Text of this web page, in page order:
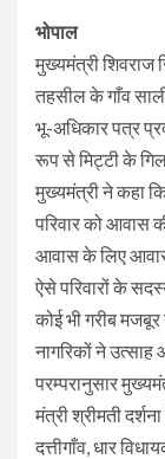
भोपाल
मुख्यमंत्री शिवराज
तहसील के गाँव
भू-अधिकार पत्र
रूप से मिट्टी के
मुख्यमंत्री ने कहा
परिवार को आवास
आवास के लिए
ऐसे परिवारों के
कोई भी गरीब
नागरिकों ने
परम्परानुसार
मंत्री श्रीमती
दत्तीगाँव, धार